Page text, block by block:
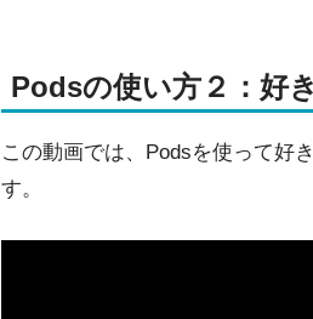
Podsの使い方２：好
この動画では、Podsを使って好
す。